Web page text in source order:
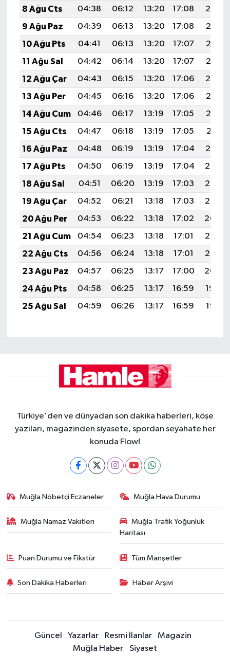
8 Ağu Cts
04:38 06:12 13:20 17:08
20:19
9 Ağu Paz
04:39 06:13 13:20 17:08
20:18
10 Ağu Pts
04:41 06:13 13:20 17:07
20:17
11 Ağu Sal
04:42 06:14 13:20 17:07
20:16
12 Ağu Çar
04:43 06:15 13:20 17:06
20:14
13 Ağu Per
04:45 06:16 13:20 17:06
20:13
14 Ağu Cum
04:46 06:17 13:19 17:05
20:12
15 Ağu Cts
04:47 06:18 13:19 17:05
20:11
16 Ağu Paz
04:48 06:19 13:19 17:04
20:10
17 Ağu Pts
04:50 06:19 13:19 17:04
20:08
18 Ağu Sal
04:51 06:20 13:19 17:03
20:07
19 Ağu Çar
04:52 06:21 13:18 17:03
20:06
20 Ağu Per
04:53 06:22 13:18 17:02
20:04
21 Ağu Cum
04:54 06:23 13:18 17:01
20:03
22 Ağu Cts
04:56 06:24 13:18 17:01
20:02
23 Ağu Paz
04:57 06:25 13:17 17:00
20:00
24 Ağu Pts
04:58 06:25 13:17 16:59
19:59
25 Ağu Sal
04:59 06:26 13:17 16:59 19:57
Türkiye'den ve dünyadan son dakika haberleri, köşe
yazıları, magazinden siyasete, spordan seyahate her
konuda Flow!
Muğla Nöbetçi Eczaneler Muğla Hava Durumu
Muğla Namaz Vakitleri
Muğla Trafik Yoğunluk
Haritası
Puan Durumu ve Fikstür Tüm Manşetler
Son Dakika Haberleri Haber Arşivi
Güncel Yazarlar Resmi İlanlar
Magazin
Muğla Haber
Siyaset